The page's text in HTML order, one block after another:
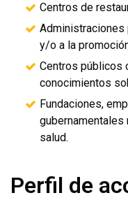
Centros de
Administraciones
y/o a la
Centros públicos
conocimientos
Fundaciones,
gubernamentales
salud.
Perfil de